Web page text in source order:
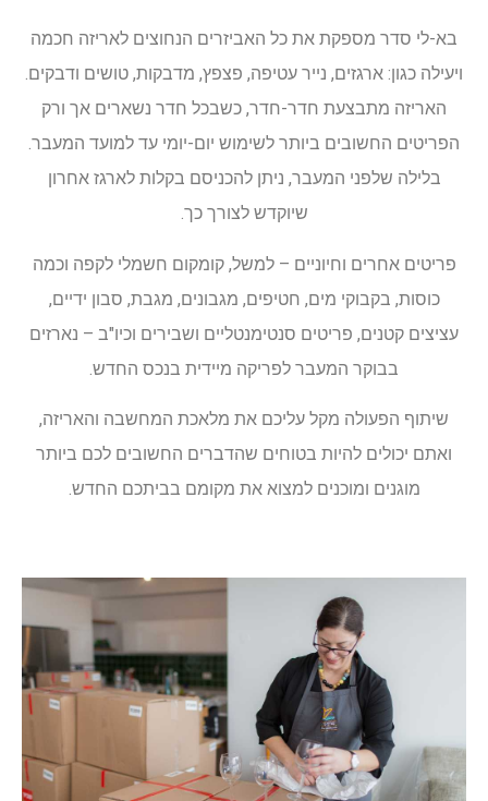
בא-לי סדר מספקת את כל האביזרים הנחוצים לאריזה חכמה
ויעילה כגון: ארגזים, נייר עטיפה, פצפץ, מדבקות, טושים ודבקים.
האריזה מתבצעת חדר-חדר, כשבכל חדר נשארים אך ורק
הפריטים החשובים ביותר לשימוש יום-יומי עד למועד המעבר.
בלילה שלפני המעבר, ניתן להכניסם בקלות לארגז אחרון
שיוקדש לצורך כך.
פריטים אחרים וחיוניים – למשל, קומקום חשמלי לקפה וכמה
כוסות, בקבוקי מים, חטיפים, מגבונים, מגבת, סבון ידיים,
עציצים קטנים, פריטים סנטימנטליים ושבירים וכיו"ב – נארזים
בבוקר המעבר לפריקה מיידית בנכס החדש.
שיתוף הפעולה מקל עליכם את מלאכת המחשבה והאריזה,
ואתם יכולים להיות בטוחים שהדברים החשובים לכם ביותר
מוגנים ומוכנים למצוא את מקומם בביתכם החדש.